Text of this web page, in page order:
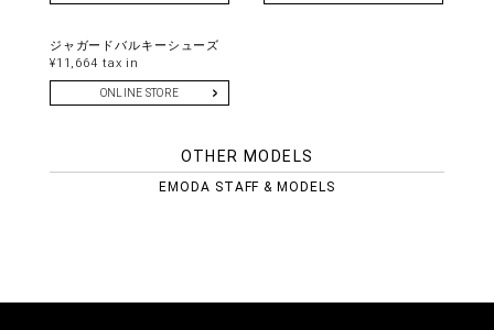
ジャガードバルキーシューズ
¥11,664 tax in
ONLINE STORE
OTHER MODELS
EMODA STAFF & MODELS